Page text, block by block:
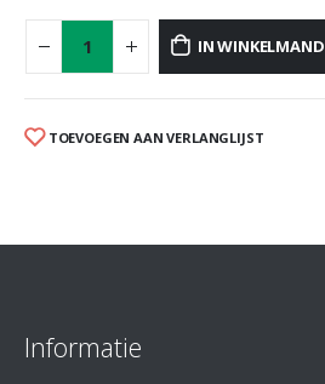
IN WINKELMAND
TOEVOEGEN AAN VERLANGLIJST
Informatie